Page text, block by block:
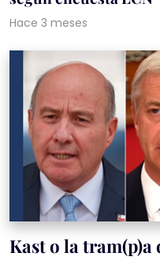
Hace 3 meses
Kast o la tram(p)a